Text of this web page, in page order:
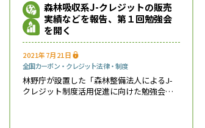
森林吸収系J-クレジットの販売
実績などを報告、第１回勉強会
を開く
2021年7月21日
全国カーボン・クレジット法律・制度
林野庁が設置した「森林整備法人によるJ-
クレジット制度活用促進に向けた勉強会」